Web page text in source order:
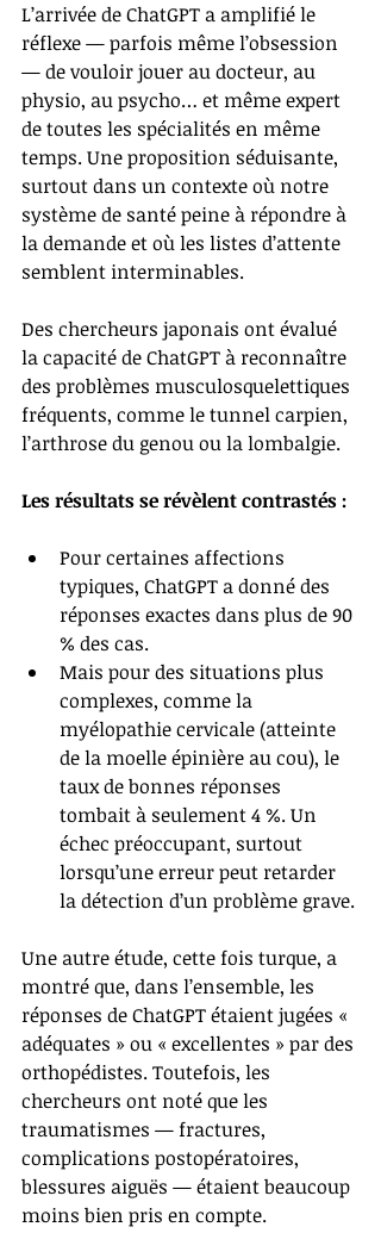
L’arrivée de ChatGPT a amplifié le
réflexe — parfois même l’obsession
— de vouloir jouer au docteur, au
physio, au psycho… et même expert
de toutes les spécialités en même
temps. Une proposition séduisante,
surtout dans un contexte où notre
système de santé peine à répondre à
la demande et où les listes d’attente
semblent interminables.
Des chercheurs japonais ont évalué
la capacité de ChatGPT à reconnaître
des problèmes musculosquelettiques
fréquents, comme le tunnel carpien,
l’arthrose du genou ou la lombalgie.
Les résultats se révèlent contrastés :
Pour certaines affections
typiques, ChatGPT a donné des
réponses exactes dans plus de 90
% des cas.
Mais pour des situations plus
complexes, comme la
myélopathie cervicale (atteinte
de la moelle épinière au cou), le
taux de bonnes réponses
tombait à seulement 4 %. Un
échec préoccupant, surtout
lorsqu’une erreur peut retarder
la détection d’un problème grave.
Une autre étude, cette fois turque, a
montré que, dans l’ensemble, les
réponses de ChatGPT étaient jugées «
adéquates » ou « excellentes » par des
orthopédistes. Toutefois, les
chercheurs ont noté que les
traumatismes — fractures,
complications postopératoires,
blessures aiguës — étaient beaucoup
moins bien pris en compte.